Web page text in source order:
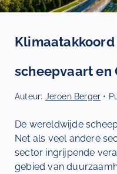
scheepvaart en
Auteur: Jeroen Berger •
De wereldwijde
Net als veel andere
sector ingrijpende
gebied van